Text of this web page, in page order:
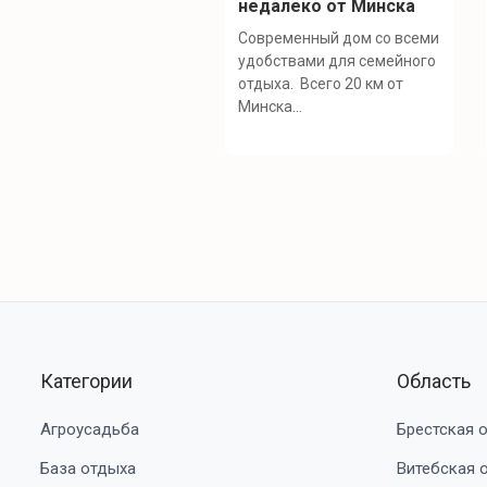
недалеко от Минска
Современный дом со всеми
удобствами для семейного
отдыха. Всего 20 км от
Минска...
Категории
Агроусадьба
База отдыха
Область
Брестская
Витебская